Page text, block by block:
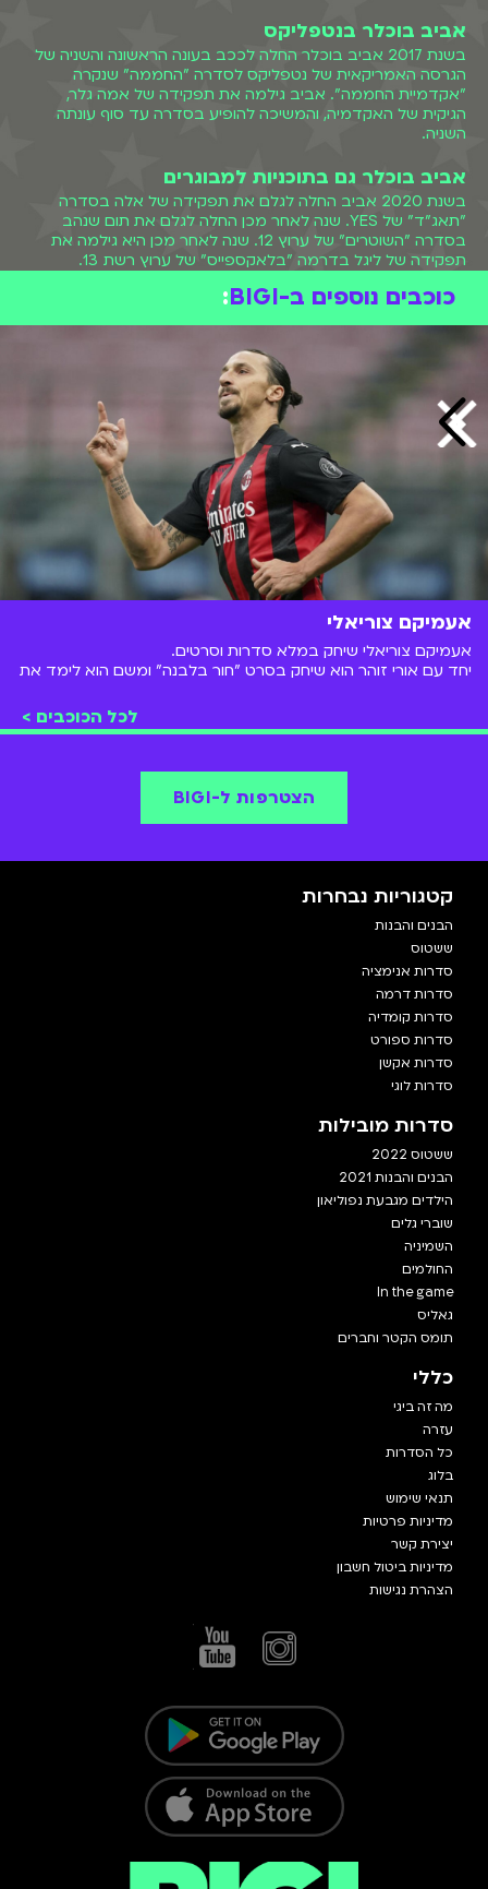
אביב בוכלר בנטפליקס
בשנת 2017 אביב בוכלר החלה לככב בעונה הראשונה והשניה של
הגרסה האמריקאית של נטפליקס לסדרה "החממה" שנקרה
"אקדמיית החממה". אביב גילמה את תפקידה של אמה גלר,
הגיקית של האקדמיה, והמשיכה להופיע בסדרה עד סוף עונתה
השניה.
אביב בוכלר גם בתוכניות למבוגרים
בשנת 2020 אביב החלה לגלם את תפקידה של אלה בסדרה
"תאג"ד" של YES. שנה לאחר מכן החלה לגלם את תום שנהב
בסדרה "השוטרים" של ערוץ 12. שנה לאחר מכן היא גילמה את
תפקידה של ליגל בדרמה "בלאקספייס" של ערוץ רשת 13.
כוכבים נוספים ב-BIGI :
אעמיקם צוריאלי
אעמיקם צוריאלי שיחק במלא סדרות וסרטים.
יחד עם אורי זוהר הוא שיחק בסרט "חור בלבנה" ומשם הוא לימד את
הסדרה האהובה עליו היאששטוסשנת 2008.
הצטרפו אלינו ותראו את המסע של עמיקם ב-BIGI
!
לכל הכוכבים >
הצטרפות ל-BIGI
קטגוריות נבחרות
הבנים והבנות
ששטוס
סדרות אנימציה
סדרות דרמה
סדרות קומדיה
סדרות ספורט
סדרות אקשן
סדרות לוגי
סדרות מובילות
ששטוס 2022
הבנים והבנות 2021
הילדים מגבעת נפוליאון
שוברי גלים
השמיניה
החולמים
In the game
גאליס
תומס הקטר וחברים
כללי
מה זה ביגי
עזרה
כל הסדרות
בלוג
תנאי שימוש
מדיניות פרטיות
יצירת קשר
מדיניות ביטול חשבון
הצהרת נגישות